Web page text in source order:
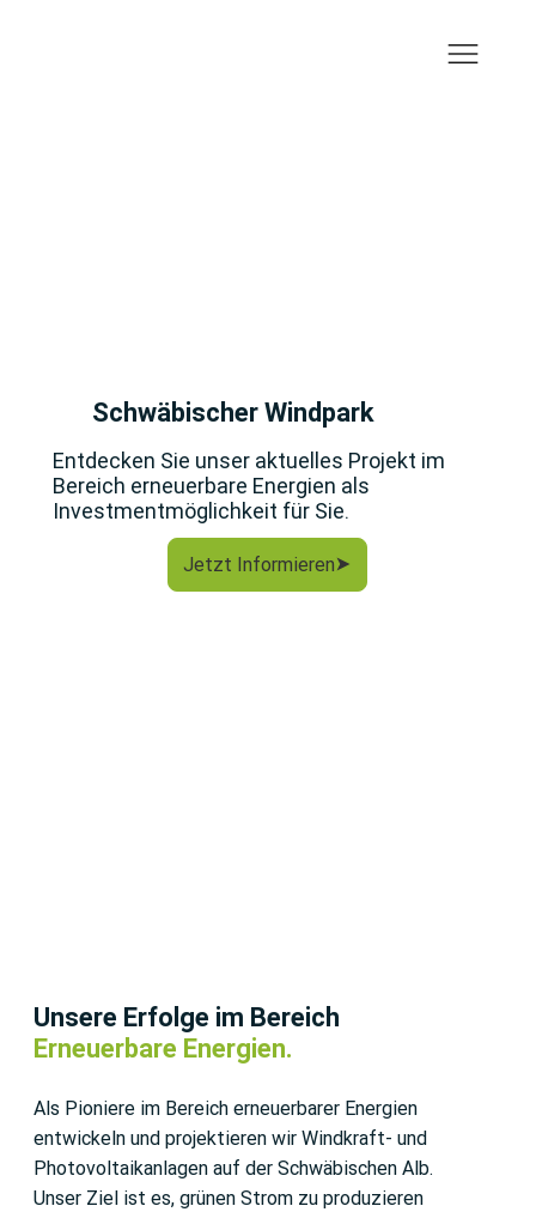
Schwäbischer Windpark
Entdecken Sie unser aktuelles Projekt im
Bereich erneuerbare Energien als
Investmentmöglichkeit für Sie.
Jetzt Informieren
Unsere Erfolge im Bereich
Erneuerbare Energien.
Als Pioniere im Bereich erneuerbarer Energien
entwickeln und projektieren wir Windkraft- und
Photovoltaikanlagen auf der Schwäbischen Alb.
Unser Ziel ist es, grünen Strom zu produzieren